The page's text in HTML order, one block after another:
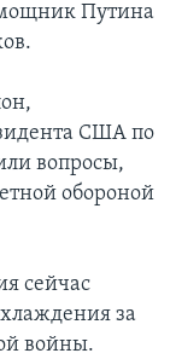
Путина
США по
вопросы,
обороной
сейчас
за
войны.